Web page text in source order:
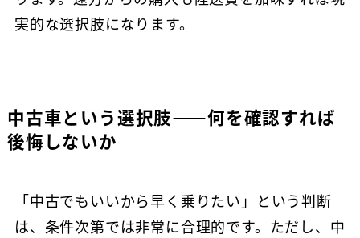
実的な選択肢になります。
中古車という選択肢——何を確認すれば
後悔しないか
「中古でもいいから早く乗りたい」という判断
は、条件次第では非常に合理的です。ただし、中